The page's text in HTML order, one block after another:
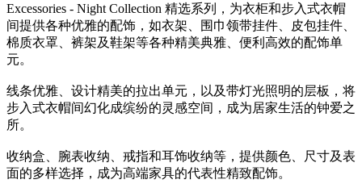
Excessories - Night Collection 精选系列，为衣柜和步入式衣帽
间提供各种优雅的配饰，如衣架、围巾领带挂件、皮包挂件、
棉质衣罩、裤架及鞋架等各种精美典雅、便利高效的配饰单
元。
线条优雅、设计精美的拉出单元，以及带灯光照明的层板，将
步入式衣帽间幻化成缤纷的灵感空间，成为居家生活的钟爱之
所。
收纳盒、腕表收纳、戒指和耳饰收纳等，提供颜色、尺寸及表
面的多样选择，成为高端家具的代表性精致配饰。